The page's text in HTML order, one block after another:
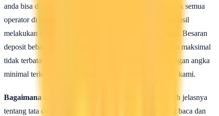
anda bisa dipakai untuk melakukan isi ulang pulsa elektrik semua
operator di seluruh wilayah Indonesia, maka setelah berhasil
melakukan daftar anda harus mengisi saldo deposit pulsa. Besaran
deposit bebas dengan ketentuan minimal 50rb rupiah dan maksimal
tidak terbatas. Anda bisa isi deposit saldo pulsa anda dengan angka
minimal terlebih dahulu untuk uji coba kehebatan server kami.
Bagaimana caranya mengisi saldo pulsa ?
Untuk lebih jelasnya
tentang tata cara isi saldo deposit pulsa ini silahkan anda baca dan